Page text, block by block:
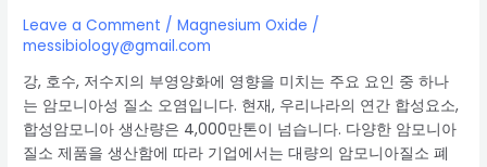
산
화
마
그
네
슘
Leave a Comment /Magnesium Oxide /
messibiology@gmail.com
강, 호수, 저수지의 부영양화에 영향을 미치는 주요 요인 중 하나
는 암모니아성 질소 오염입니다. 현재, 우리나라의 연간 합성요소,
합성암모니아 생산량은 4,000만톤이 넘습니다. 다양한 암모니아
질소 제품을 생산함에 따라 기업에서는 대량의 암모니아질소 폐